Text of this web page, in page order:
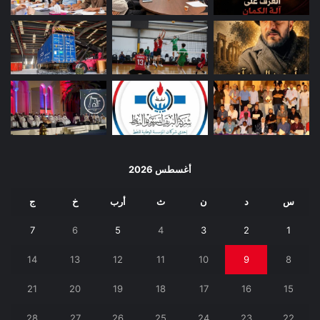
أغسطس 2026
س د ن ث أرب خ ج
1
2
3
4
5
6
7
8
9
10
11
12
13
14
15
16
17
18
19
20
21
22
23
24
25
26
27
28